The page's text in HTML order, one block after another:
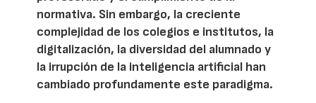
normativa. Sin embargo, la creciente
complejidad de los colegios e institutos, la
digitalización, la diversidad del alumnado y
la irrupción de la inteligencia artificial han
cambiado profundamente este paradigma.